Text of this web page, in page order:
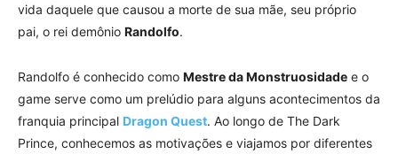
vida daquele que causou a morte de sua mãe, seu próprio
pai, o rei demônio Randolfo.
Randolfo é conhecido como Mestre da Monstruosidade e o
game serve como um prelúdio para alguns acontecimentos da
franquia principal Dragon Quest. Ao longo de The Dark
Prince, conhecemos as motivações e viajamos por diferentes